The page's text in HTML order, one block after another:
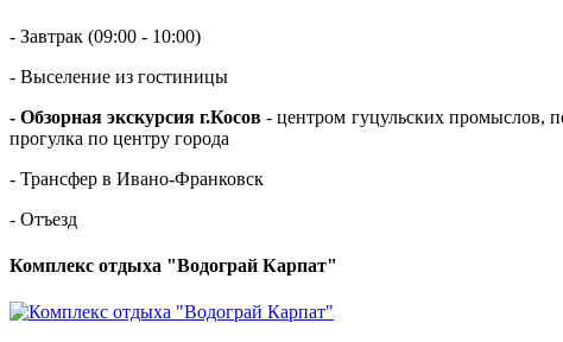
- Завтрак (09:00 - 10:00)
- Выселение из гостиницы
- Обзорная экскурсия г.Косов - центром гуцульских промыслов,
прогулка по центру города
- Трансфер в Ивано-Франковск
- Отъезд
Комплекс отдыха "Водограй Карпат"